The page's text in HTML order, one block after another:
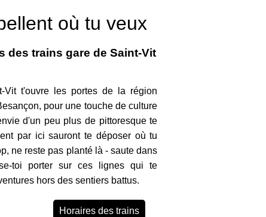
où tu veux
des trains gare de Saint-Vit
Vit t'ouvre les portes de la région
pour une touche de culture
d'un peu plus de pittoresque te
par ici sauront te déposer où tu
ne reste pas planté là - saute dans
toi porter sur ces lignes qui te
hors des sentiers battus.
Horaires des trains